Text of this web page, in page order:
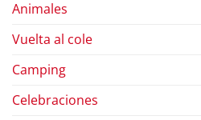
Animales
Vuelta al cole
Camping
Celebraciones